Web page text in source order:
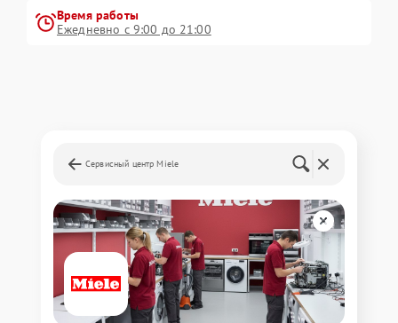
Время работы
Ежедневно с 9:00 до 21:00
Сервисный центр Miele